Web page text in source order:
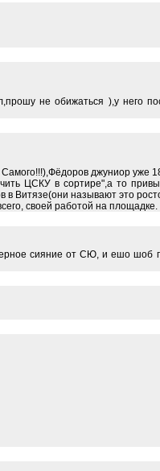
не обижаться ),у него
джуниор уже
ЦСКУ в сортире",а то
в Витязе(они называют это
своей работой на площадке.
сияние от СЮ, и ешо шоб